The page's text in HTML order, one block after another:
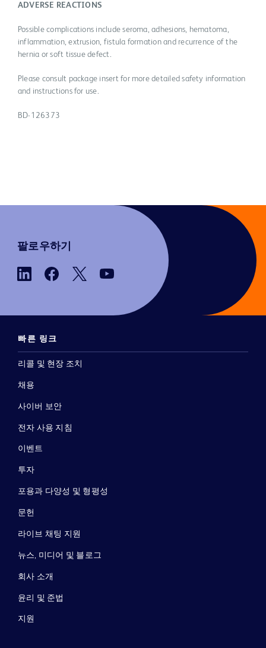
ADVERSE REACTIONS
Possible complications include seroma, adhesions, hematoma,
inflammation, extrusion, fistula formation and recurrence of the
hernia or soft tissue defect.
Please consult package insert for more detailed safety information
and instructions for use.
BD-126373
팔로우하기
빠른 링크
리콜 및 현장 조치
채용
사이버 보안
전자 사용 지침
이벤트
투자
포용과 다양성 및 형평성
문헌
라이브 채팅 지원
뉴스, 미디어 및 블로그
회사 소개
윤리 및 준법
지원